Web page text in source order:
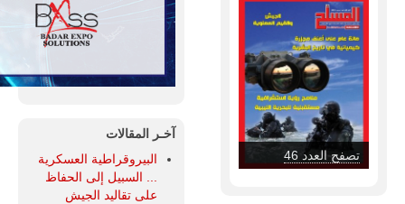
تصفح العدد 45
آخـر المقالات
البيروقراطية العسكرية
... السبيل إلى الحفاظ
على تقاليد الجيش